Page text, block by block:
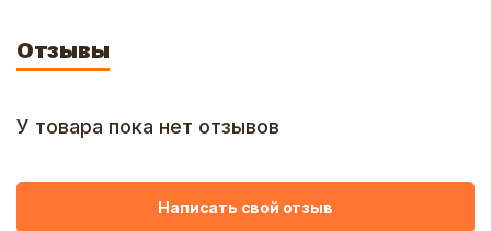
Отзывы
У товара пока нет отзывов
Написать свой отзыв